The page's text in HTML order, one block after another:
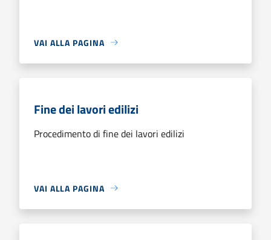
VAI ALLA PAGINA
Fine dei lavori edilizi
Procedimento di fine dei lavori edilizi
VAI ALLA PAGINA